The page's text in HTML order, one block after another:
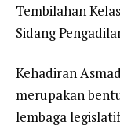
Tembilahan
Sidang
Kehadiran
merupakan
lembaga